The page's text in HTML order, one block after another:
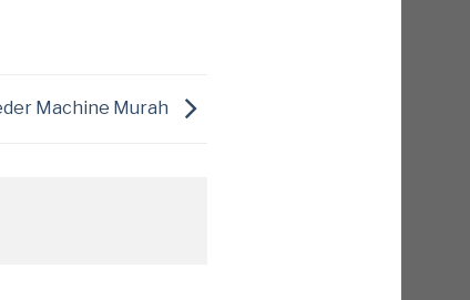
Machine Murah